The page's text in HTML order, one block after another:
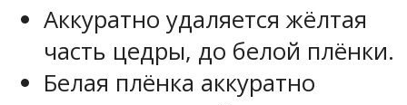
Аккуратно удаляется жёлтая
часть цедры, до белой плёнки.
Белая плёнка аккуратно